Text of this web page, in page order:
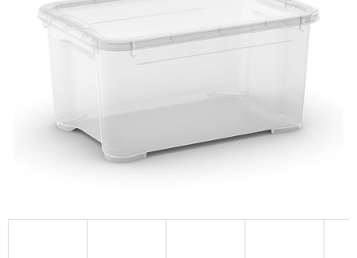
hvězdiček.